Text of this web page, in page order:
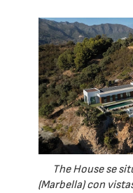
The House se
(Marbella) con